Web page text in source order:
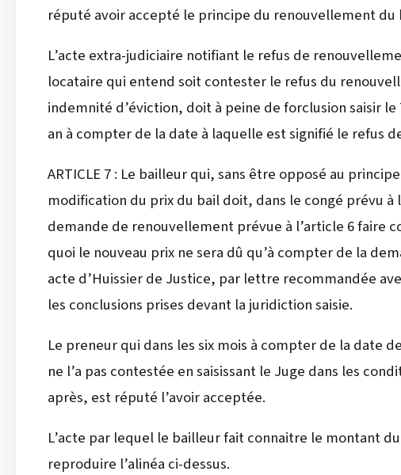
réputé avoir accepté le principe du renouvellement du
L’acte extra-judiciaire notifiant le refus de
locataire qui entend soit contester le refus du
indemnité d’éviction, doit à peine de forclusion saisir le
an à compter de la date à laquelle est signifié le refus
ARTICLE 7 : Le bailleur qui, sans être opposé au
modification du prix du bail doit, dans le congé prévu à
demande de renouvellement prévue à l’article 6 faire
quoi le nouveau prix ne sera dû qu’à compter de la
acte d’Huissier de Justice, par lettre recommandée
les conclusions prises devant la juridiction saisie.
Le preneur qui dans les six mois à compter de la date
ne l’a pas contestée en saisissant le Juge dans les
après, est réputé l’avoir acceptée.
L’acte par lequel le bailleur fait connaitre le montant
reproduire l’alinéa ci-dessus.